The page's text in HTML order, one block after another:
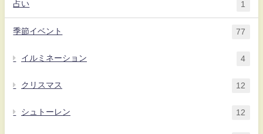
占い 1
季節イベント 77
イルミネーション 4
クリスマス 12
シュトーレン 12